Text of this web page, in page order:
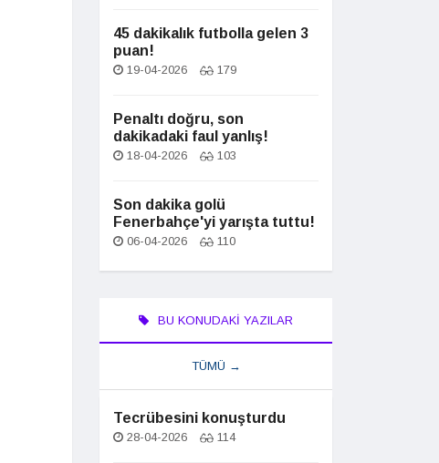
45 dakikalık futbolla gelen 3
puan!
19-04-2026 179
Penaltı doğru, son
dakikadaki faul yanlış!
18-04-2026 103
Son dakika golü
Fenerbahçe'yi yarışta tuttu!
06-04-2026 110
BU KONUDAKI YAZILAR
TÜMÜ →
Tecrübesini konuşturdu
28-04-2026 114